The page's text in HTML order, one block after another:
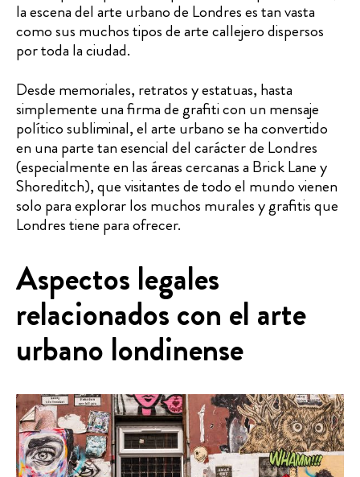
la escena del arte urbano de Londres es tan vasta
como sus muchos tipos de arte callejero dispersos
por toda la ciudad.
Desde memoriales, retratos y estatuas, hasta
simplemente una firma de grafiti con un mensaje
político subliminal, el arte urbano se ha convertido
en una parte tan esencial del carácter de Londres
(especialmente en las áreas cercanas a Brick Lane y
Shoreditch), que visitantes de todo el mundo vienen
solo para explorar los muchos murales y grafitis que
Londres tiene para ofrecer.
Aspectos legales
relacionados con el arte
urbano londinense